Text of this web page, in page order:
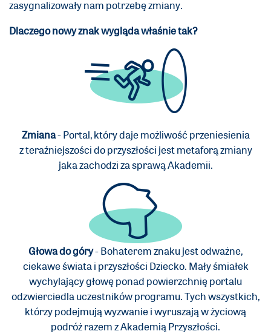
zasygnalizowały nam potrzebę zmiany.
Dlaczego nowy znak wygląda właśnie tak?
Zmiana- Portal, który daje możliwość przeniesienia
z teraźniejszości do przyszłości jest metaforą zmiany
jaka zachodzi za sprawą Akademii.
Głowa do góry- Bohaterem znaku jest odważne,
ciekawe świata i przyszłości Dziecko. Mały śmiałek
wychylający głowę ponad powierzchnię portalu
odzwierciedla uczestników programu. Tych wszystkich,
którzy podejmują wyzwanie i wyruszają w życiową
podróż razem z Akademią Przyszłości.